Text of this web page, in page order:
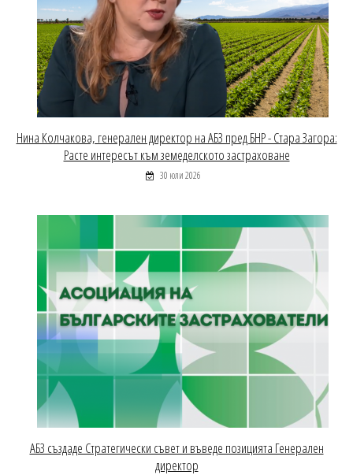
Нина Колчакова, генерален директор на АБЗ пред БНР - Стара Загора:
Расте интересът към земеделското застраховане
30 юли 2026
АБЗ създаде Стратегически съвет и въведе позицията Генерален
директор